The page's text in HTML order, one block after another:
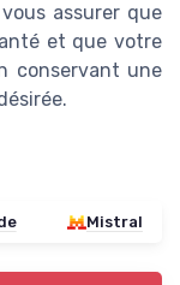
assurer que
et que votre
conservant une
Mistral